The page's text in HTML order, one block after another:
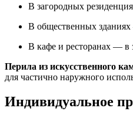
В загородных
В общественных зданиях
В кафе и ресторанах — в
Перила из искусственного
для частично наружного
Индивидуальное